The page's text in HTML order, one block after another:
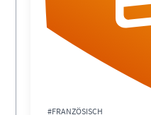
#FRANZÖSISCH